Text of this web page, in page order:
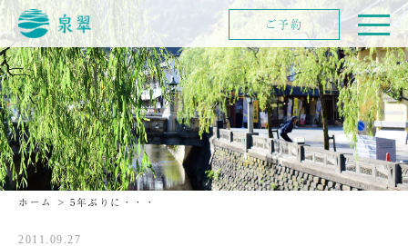
ホーム > 5年ぶりに・・・
2011.09.27
ご予約